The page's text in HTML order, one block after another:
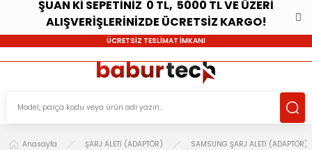
ŞUAN Kİ SEPETİNİZ 0 TL, 5000 TL VE ÜZERİ
ALIŞVERİŞLERİNİZDE ÜCRETSİZ KARGO!
ÜCRETSİZ TESLİMAT İMKANI
Anasayfa ŞARJ ALETİ (ADAPTÖR) SAMSUNG ŞARJ ALETİ (ADAPTÖR)